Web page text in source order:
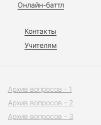
Онлайн-баттл
Контакты
Учителям
Архив вопросов - 1
Архив вопросов - 2
Архив вопросов - 3